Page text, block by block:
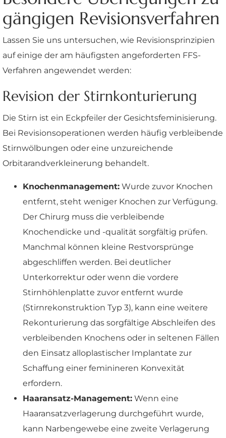
gängigen Revisionsverfahren
Lassen Sie uns untersuchen, wie Revisionsprinzipien
auf einige der am häufigsten angeforderten FFS-
Verfahren angewendet werden:
Revision der Stirnkonturierung
Die Stirn ist ein Eckpfeiler der Gesichtsfeminisierung.
Bei Revisionsoperationen werden häufig verbleibende
Stirnwölbungen oder eine unzureichende
Orbitarandverkleinerung behandelt.
Knochenmanagement: Wurde zuvor Knochen
entfernt, steht weniger Knochen zur Verfügung.
Der Chirurg muss die verbleibende
Knochendicke und -qualität sorgfältig prüfen.
Manchmal können kleine Restvorsprünge
abgeschliffen werden. Bei deutlicher
Unterkorrektur oder wenn die vordere
Stirnhöhlenplatte zuvor entfernt wurde
(Stirnrekonstruktion Typ 3), kann eine weitere
Rekonturierung das sorgfältige Abschleifen des
verbleibenden Knochens oder in seltenen Fällen
den Einsatz alloplastischer Implantate zur
Schaffung einer feminineren Konvexität
erfordern.
Haaransatz-Management: Wenn eine
Haaransatzverlagerung durchgeführt wurde,
kann Narbengewebe eine zweite Verlagerung